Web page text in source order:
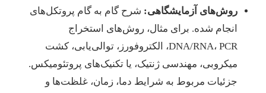
روش‌های آزمایشگاهی:شرح گام به گام پروتکل‌های
انجام شده. برای مثال، روش‌های استخراج
DNA/RNA، PCR، الکتروفورز، توالی‌یابی، کشت
میکروبی، مهندسی ژنتیک، یا تکنیک‌های پروتئومیکس.
جزئیات مربوط به شرایط دما، زمان، غلظت‌ها و